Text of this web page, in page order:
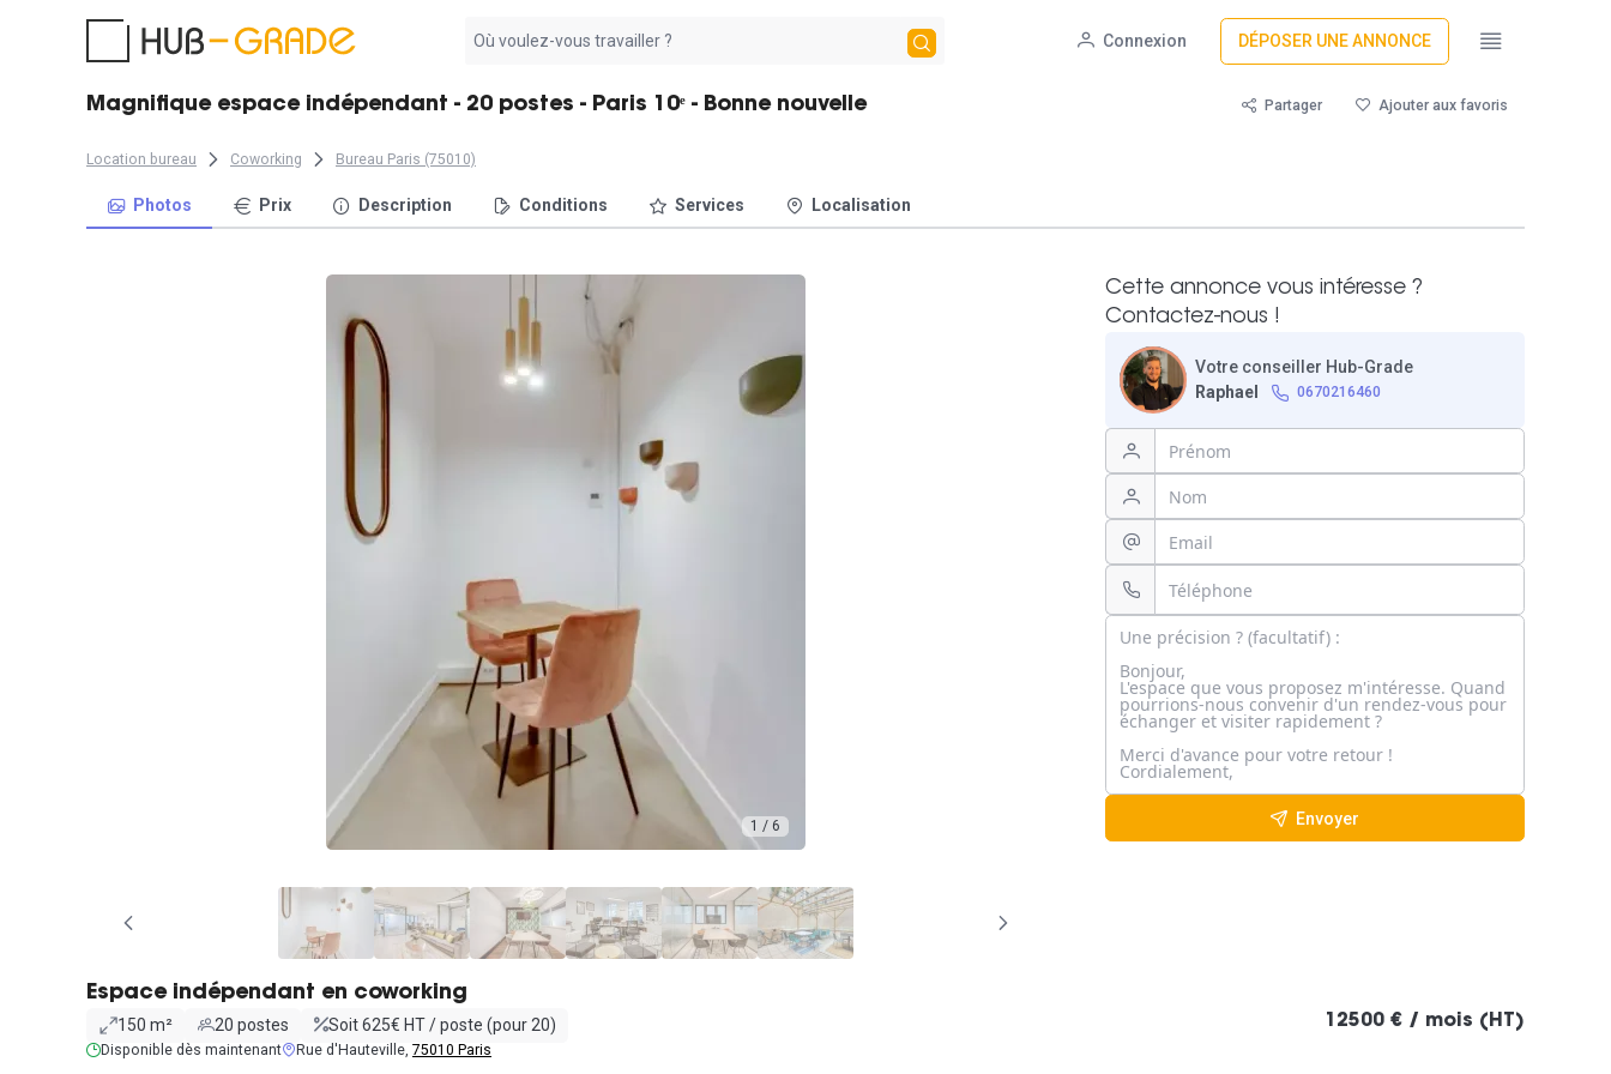
résultat
Connexion DÉPOSER UNE ANNONCE
Magnifique espace indépendant - 20 postes - Paris 10ᵉ - Bonne nouvelle Partager Ajouter aux favoris
Location bureau Coworking Bureau Paris (75010)
Photos Prix Description Conditions Services Localisation
1 / 6
Cette annonce vous intéresse ?
Contactez-nous !
Votre conseiller Hub-Grade
Raphael
0670216460
Envoyer
Espace indépendant en coworking
150 m² 20 postes Soit 625€ HT / poste (pour 20)
Disponible dès maintenant Rue d'Hauteville, 75010 Paris
12500 € / mois (HT)